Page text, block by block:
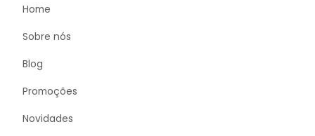
Home
Sobre nós
Blog
Promoções
Novidades